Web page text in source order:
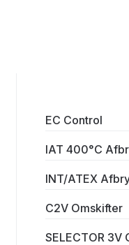
EC Control
IAT 400°C
INT/ATEX
C2V Omskifter
SELECTOR 3V